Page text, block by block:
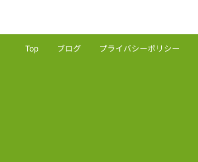
Top ブログ プライバシーポリシー